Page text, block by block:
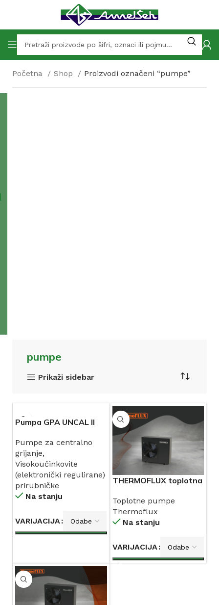
Početna Shop Proizvodi označeni “pumpe”
pumpe
Prikaži sidebar
Pumpa GPA UNCAL II
Pumpe za centralno
grijanje,
Visokoučinkovite
(elektronički regulirane)
prirubničke
Na stanju
VARIJACIJA
THERMOFLUX toplotna
monoblok izvedba
Toplotne pumpe
Thermoflux
Na stanju
VARIJACIJA